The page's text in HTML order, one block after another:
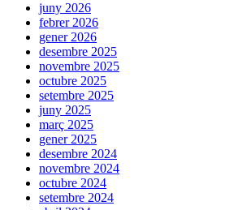
juny 2026
febrer 2026
gener 2026
desembre 2025
novembre 2025
octubre 2025
setembre 2025
juny 2025
març 2025
gener 2025
desembre 2024
novembre 2024
octubre 2024
setembre 2024